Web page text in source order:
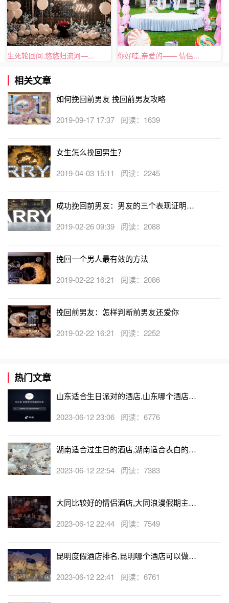
再好的事物都有失去的一天，再深的记忆也有淡忘的一天，
再爱的人，也有远走的一天，再美的梦也有苏醒的一天。该
友，因为彼此伤害过!原来，那段相爱的日子，已经在我们
身体里留下痕迹，成了我们成长的一部分了。
生死轮回间,悠悠归流河—... 你好哇,亲爱的—— 情侣...
相关文章
如何挽回前男友 挽回前男友攻略
2019-09-17 17:37 阅读：1639
女生怎么挽回男生？
2019-04-03 15:11 阅读：2245
成功挽回前男友：男友的三个表现证明他
2019-02-26 09:39 阅读：2088
挽回一个男人最有效的方法
2019-02-22 16:21 阅读：2086
挽回前男友：怎样判断前男友还爱你
2019-02-22 16:21 阅读：2252
热门文章
山东适合生日派对的酒店,山东哪个酒店有
2023-06-12 23:06 阅读：6776
湖南适合过生日的酒店,湖南适合表白的酒
2023-06-12 22:54 阅读：7383
大同比较好的情侣酒店,大同浪漫假期主题
2023-06-12 22:44 阅读：7549
昆明度假酒店排名,昆明哪个酒店可以做求
2023-06-12 22:41 阅读：6761